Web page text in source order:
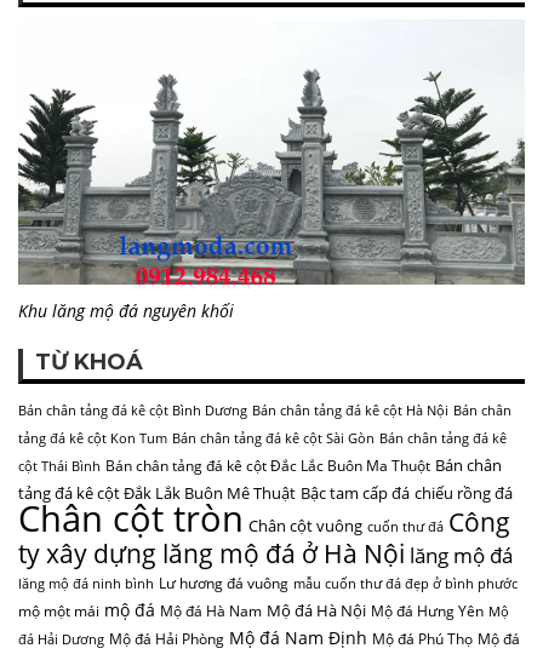
Khu lăng mộ đá nguyên khối
TỪ KHOÁ
Bán chân tảng đá kê cột Bình Dương Bán chân tảng đá kê cột Hà Nội Bán chân
tảng đá kê cột Kon Tum Bán chân tảng đá kê cột Sài Gòn Bán chân tảng đá kê
cột Thái Bình Bán chân tảng đá kê cột Đắc Lắc Buôn Ma Thuột Bán chân
tảng đá kê cột Đắk Lắk Buôn Mê Thuật Bậc tam cấp đá chiếu rồng đá
Chân cột tròn Chân cột vuông cuốn thư đá Công
ty xây dựng lăng mộ đá ở Hà Nội lăng mộ đá
lăng mộ đá ninh bình Lư hương đá vuông mẫu cuốn thư đá đẹp ở bình phước
mộ một mái mộ đá Mộ đá Hà Nam Mộ đá Hà Nội Mộ đá Hưng Yên Mộ
đá Hải Dương Mộ đá Hải Phòng Mộ đá Nam Định Mộ đá Phú Thọ Mộ đá